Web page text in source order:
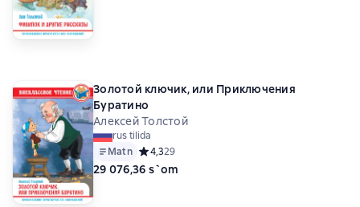
Золотой ключик, или Приключения
Буратино
Алексей Толстой
rus tilida
Matn Средний рейтинг 4,3 на основе 29 оценок
4,329
29 076,36 s`om